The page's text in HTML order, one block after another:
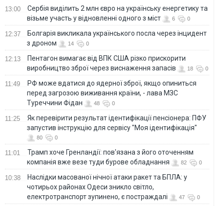
13:00
Сербія виділить 2 млн євро на українську енергетику та
візьме участь у відновленні одного з міст
6 0
12:37
Болгарія викликала українського посла через інцидент
з дроном
14 0
12:13
Пентагон вимагає від ВПК США різко прискорити
виробництво зброї через виснаження запасів
18 0
11:49
РФ може вдатися до ядерної зброї, якщо опиниться
перед загрозою виживання країни, - лава МЗС
Туреччини Фідан
48 0
11:25
Як перевірити результат ідентифікації пенсіонера: ПФУ
запустив інструкцію для сервісу "Моя ідентифікація"
80 0
11:01
Трамп хоче Гренландії: пов'язана з його оточенням
компанія вже везе туди бурове обладнання
82 0
10:38
Наслідки масованої нічної атаки ракет та БПЛА: у
чотирьох районах Одеси зникло світло,
електротранспорт зупинено, є постраждалі
47 0